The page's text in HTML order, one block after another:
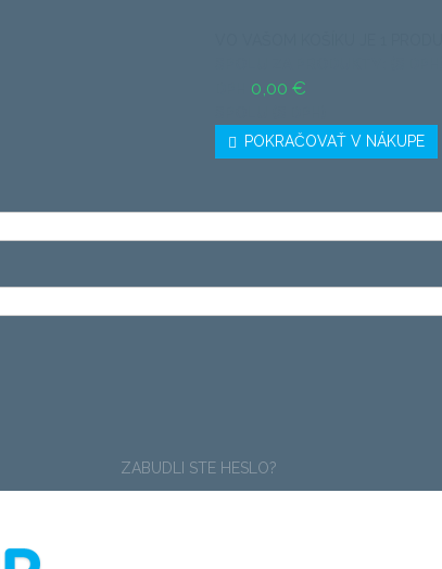
0,00 €
POKRAČOVAŤ V NÁKUPE
ZABUDLI STE HESLO?